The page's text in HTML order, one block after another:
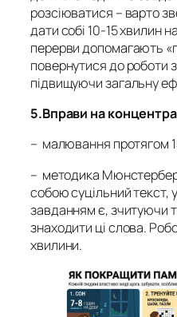
розсіюватися – варто
дати собі 10-15 хвилин
перерви допомагають
повернутися до роботи
підвищуючи загальну
5.Вправи на
– малювання протягом
– методика
собою суцільний текст,
завданням є, зчитуючи
знаходити ці слова.
хвилини.